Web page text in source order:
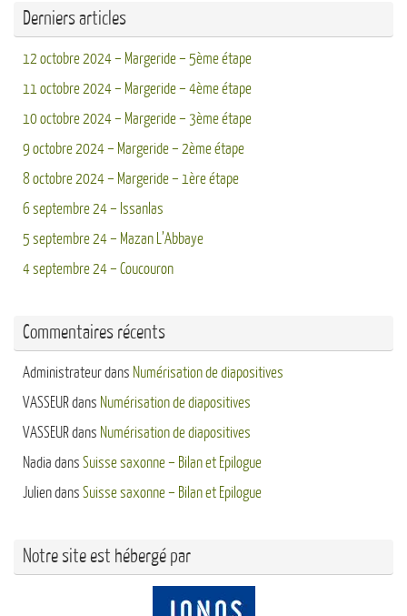
Derniers articles
12 octobre 2024 – Margeride – 5ème étape
11 octobre 2024 – Margeride – 4ème étape
10 octobre 2024 – Margeride – 3ème étape
9 octobre 2024 – Margeride – 2ème étape
8 octobre 2024 – Margeride – 1ère étape
6 septembre 24 – Issanlas
5 septembre 24 – Mazan L’Abbaye
4 septembre 24 – Coucouron
Commentaires récents
Administrateurdans Numérisation de diapositives
VASSEURdans Numérisation de diapositives
VASSEURdans Numérisation de diapositives
Nadia dans Suisse saxonne – Bilan et Epilogue
Juliendans Suisse saxonne – Bilan et Epilogue
Notre site est hébergé par